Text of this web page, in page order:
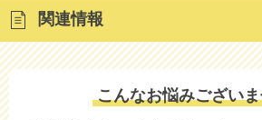
関連情報
こんなお悩みござい